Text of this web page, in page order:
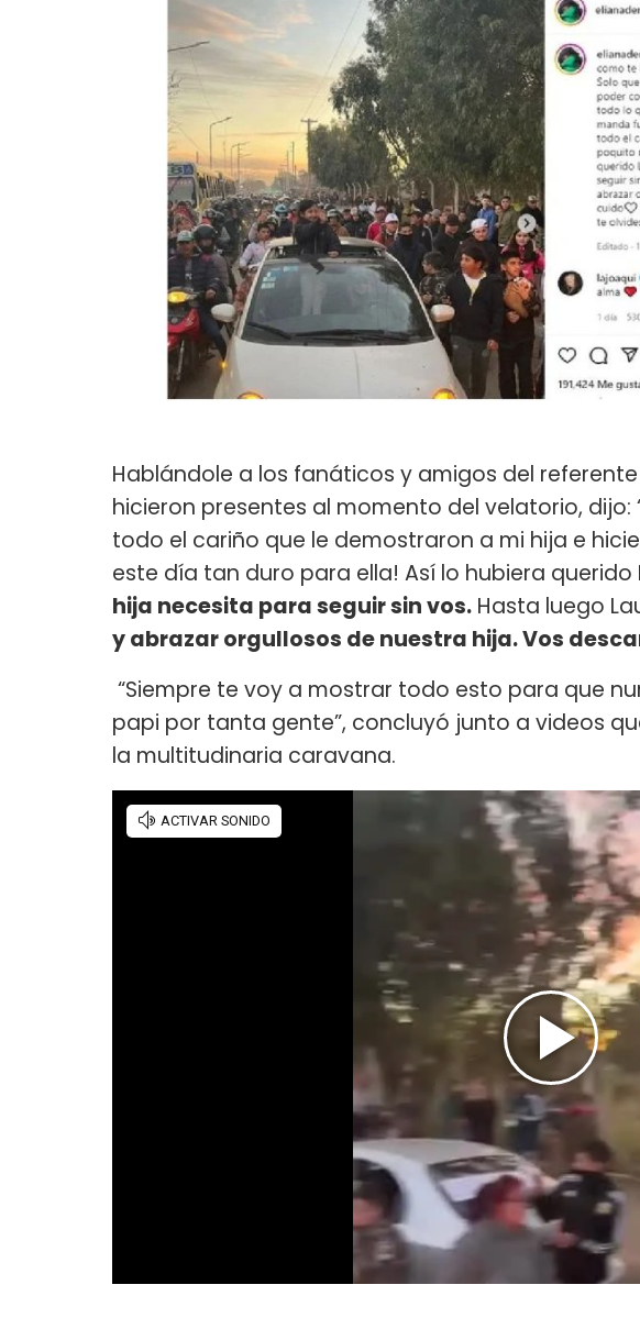
Hablándole a los fanáticos y amigos del
hicieron presentes al momento del velatorio, dijo:
todo el cariño que le demostraron a mi hija e
este día tan duro para ella! Así lo hubiera querido
hija necesita para seguir sin vos. Hasta luego
y abrazar orgullosos de nuestra hija. Vos
“Siempre te voy a mostrar todo esto para que
papi por tanta gente”, concluyó junto a videos
la multitudinaria caravana.